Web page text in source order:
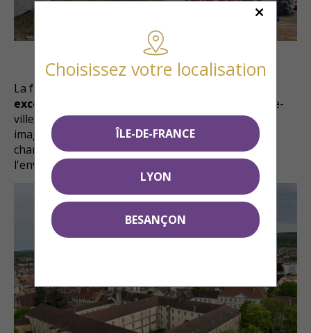
La future résidence bénéficie d'un
exceptionnel
, à quelques pas seulement du centre-
ville de Vesoul et des commerces. Voici quelques
images prises depuis la grue qui se trouve sur le
chantier et qui permettent d'apprécier
l'environnement immédiat du programme.
Choisissez votre localisation
ÎLE-DE-FRANCE
LYON
BESANÇON